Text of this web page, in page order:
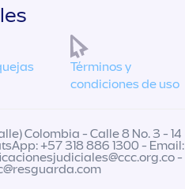
Términos y
condiciones de uso
Colombia - Calle 8 No. 3 - 14
+57 318 886 1300 - Email:
-